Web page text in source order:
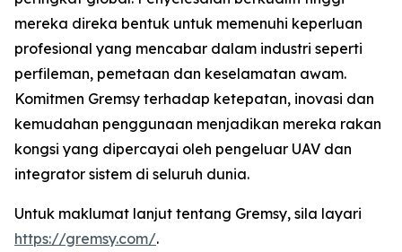
mereka direka bentuk untuk memenuhi keperluan
profesional yang mencabar dalam industri seperti
perfileman, pemetaan dan keselamatan awam.
Komitmen Gremsy terhadap ketepatan, inovasi dan
kemudahan penggunaan menjadikan mereka rakan
kongsi yang dipercayai oleh pengeluar UAV dan
integrator sistem di seluruh dunia.
Untuk maklumat lanjut tentang Gremsy, sila layari
https://gremsy.com/.